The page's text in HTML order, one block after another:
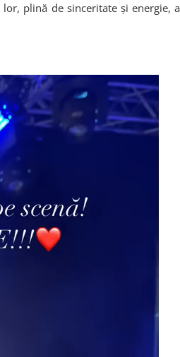
plină de sinceritate și energie, a